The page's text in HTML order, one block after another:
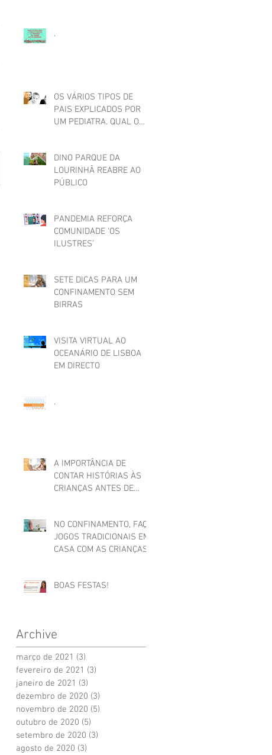
.
OS VÁRIOS TIPOS DE
PAIS EXPLICADOS POR
UM PEDIATRA. QUAL O
DINO PARQUE DA
LOURINHÃ REABRE AO
PÚBLICO
PANDEMIA REFORÇA
COMUNIDADE ‘OS
ILUSTRES’
SETE DICAS PARA UM
CONFINAMENTO SEM
BIRRAS
VISITA VIRTUAL AO
OCEANÁRIO DE LISBOA
EM DIRECTO
.
A IMPORTÂNCIA DE
CONTAR HISTÓRIAS ÀS
CRIANÇAS ANTES DE
NO CONFINAMENTO, FAÇA
JOGOS TRADICIONAIS EM
CASA COM AS CRIANÇAS
BOAS FESTAS!
Archive
março de 2021 (3)
fevereiro de 2021 (3)
janeiro de 2021 (3)
dezembro de 2020 (3)
novembro de 2020 (5)
outubro de 2020 (5)
setembro de 2020 (3)
agosto de 2020 (3)